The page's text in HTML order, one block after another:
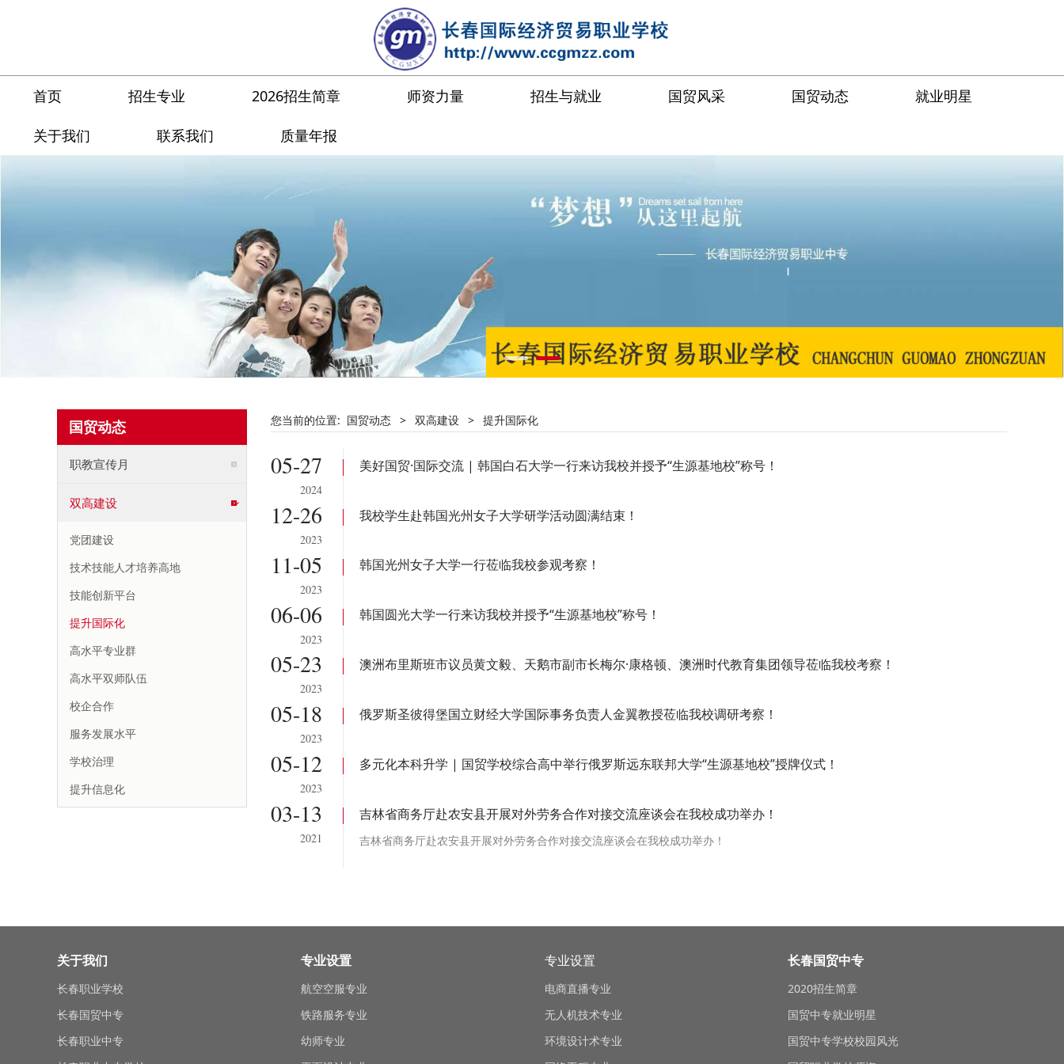
首页 招生专业 2026招生简章 师资力量 招生与就业 国贸风采 国贸动态 就业明星
关于我们 联系我们 质量年报
国贸动态
职教宣传月
双高建设
党团建设
技术技能人才培养高地
技能创新平台
提升国际化
高水平专业群
高水平双师队伍
校企合作
服务发展水平
学校治理
提升信息化
您当前的位置: 国贸动态 > 双高建设 > 提升国际化
05-27
2024
美好国贸·国际交流 | 韩国白石大学一行来访我校并授予“生源基地校”称号！
12-26
2023
我校学生赴韩国光州女子大学研学活动圆满结束！
11-05
2023
韩国光州女子大学一行莅临我校参观考察！
06-06
2023
韩国圆光大学一行来访我校并授予“生源基地校”称号！
05-23
2023
澳洲布里斯班市议员黄文毅、天鹅市副市长梅尔·康格顿、澳洲时代教育集团领导莅临我校考察！
05-18
2023
俄罗斯圣彼得堡国立财经大学国际事务负责人金翼教授莅临我校调研考察！
05-12
2023
多元化本科升学 | 国贸学校综合高中举行俄罗斯远东联邦大学“生源基地校”授牌仪式！
03-13
2021
吉林省商务厅赴农安县开展对外劳务合作对接交流座谈会在我校成功举办！
吉林省商务厅赴农安县开展对外劳务合作对接交流座谈会在我校成功举办！
关于我们
长春职业学校
长春国贸中专
长春职业中专
专业设置
航空空服专业
铁路服务专业
幼师专业
专业设置
电商直播专业
无人机技术专业
环境设计术专业
长春国贸中专
2020招生简章
国贸中专就业明星
国贸中专学校校园风光